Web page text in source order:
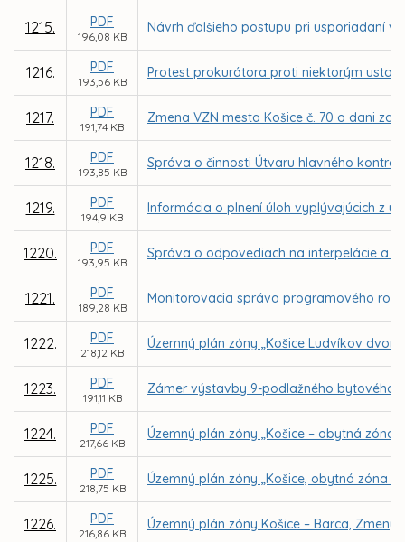
1215. PDF
196,08 KB
Návrh ďalšieho postupu pri usporiadaní
1216. PDF
193,56 KB
Protest prokurátora proti niektorým
1217. PDF
191,74 KB
Zmena VZN mesta Košice č. 70 o dani za
1218. PDF
193,85 KB
Správa o činnosti Útvaru hlavného
1219. PDF
194,9 KB
Informácia o plnení úloh vyplývajúcich z
1220. PDF
193,95 KB
Správa o odpovediach na interpelácie a
1221. PDF
189,28 KB
Monitorovacia správa programového
1222. PDF
218,12 KB
Územný plán zóny „Košice Ludvíkov dvor –
1223. PDF
191,11 KB
Zámer výstavby 9-podlažného bytového
1224. PDF
217,66 KB
Územný plán zóny „Košice – obytná zóna
1225. PDF
218,75 KB
Územný plán zóny „Košice, obytná zóna
1226. PDF
216,86 KB
Územný plán zóny Košice – Barca, Zmeny